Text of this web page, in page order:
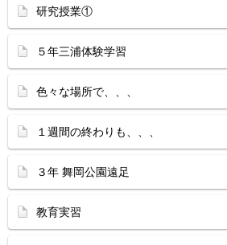
研究授業①
５年三浦体験学習
色々な場所で、、、
１週間の終わりも、、、
３年 舞岡公園遠足
教育実習